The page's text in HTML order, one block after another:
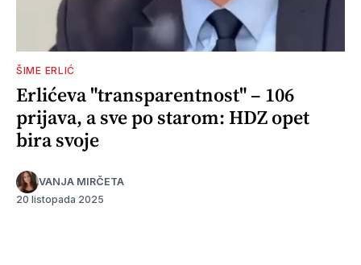
ŠIME ERLIĆ
Erlićeva "transparentnost" – 106
prijava, a sve po starom: HDZ opet
bira svoje
VANJA MIRČETA
20 listopada 2025